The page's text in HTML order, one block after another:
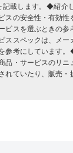
記載します。◆紹介
スの安全性・有効性
ビスを選ぶときの
ススペックは、メー
参考にしています
品・サービスのリニ
れていたり、販売・